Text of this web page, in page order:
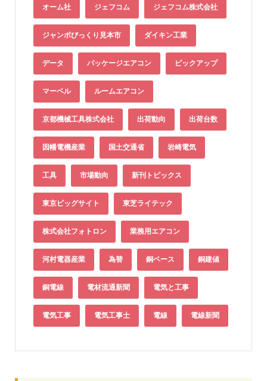
オーム社 ジェフコム ジェフコム株式会社
ジャンボびっくり見本市 ダイキン工業
データ パッケージエアコン ピックアップ
マーベル ルームエアコン
京都機械工具株式会社 出荷動向 出荷台数
因幡電機産業 国土交通省 岩崎電気
工具 市場動向 新刊トピックス
東京ビッグサイト 東芝ライテック
株式会社フォトロン 業務用エアコン
河村電器産業 為替 銅ベース 銅建値
銅電線 電材流通新聞 電気と工事
電気工事 電気工事士 電線 電線新聞